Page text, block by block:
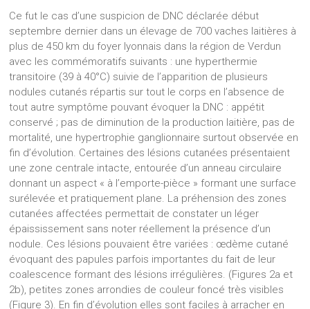
Ce fut le cas d’une suspicion de DNC déclarée début
septembre dernier dans un élevage de 700 vaches laitières à
plus de 450 km du foyer lyonnais dans la région de Verdun
avec les commémoratifs suivants : une hyperthermie
transitoire (39 à 40°C) suivie de l’apparition de plusieurs
nodules cutanés répartis sur tout le corps en l’absence de
tout autre symptôme pouvant évoquer la DNC : appétit
conservé ; pas de diminution de la production laitière, pas de
mortalité, une hypertrophie ganglionnaire surtout observée en
fin d’évolution. Certaines des lésions cutanées présentaient
une zone centrale intacte, entourée d’un anneau circulaire
donnant un aspect « à l’emporte-pièce » formant une surface
surélevée et pratiquement plane. La préhension des zones
cutanées affectées permettait de constater un léger
épaississement sans noter réellement la présence d’un
nodule. Ces lésions pouvaient être variées : œdème cutané
évoquant des papules parfois importantes du fait de leur
coalescence formant des lésions irrégulières. (Figures 2a et
2b), petites zones arrondies de couleur foncé très visibles
(Figure 3). En fin d’évolution elles sont faciles à arracher en